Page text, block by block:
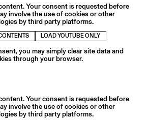
Your consent is requested before
involve the use of cookies or other
by third party platforms.
LOAD YOUTUBE ONLY
you may simply clear site data and
through your browser.
Your consent is requested before
involve the use of cookies or other
by third party platforms.